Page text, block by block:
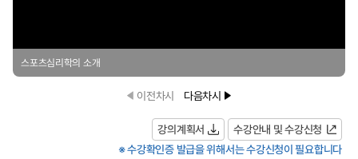
스포츠심리학의 소개
이전차시 다음차시
강의계획서
수강안내 및 수강신청
※ 수강확인증 발급을 위해서는 수강신청이 필요합니다